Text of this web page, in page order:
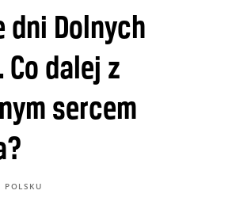
dni Dolnych
Co dalej z
sercem
POLSKU